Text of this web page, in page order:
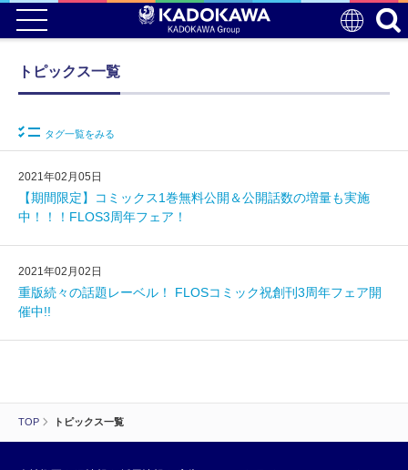
TOP トピックス一覧
トピックス一覧
タグ一覧をみる
2021年02月05日
【期間限定】コミックス1巻無料公開＆公開話数の増量も実施
中！！！FLOS3周年フェア！
2021年02月02日
重版続々の話題レーベル！ FLOSコミック祝創刊3周年フェア開
催中!!